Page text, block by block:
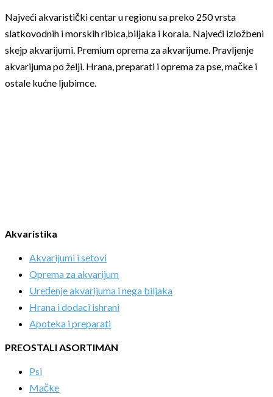
Najveći akvaristički centar u regionu sa preko 250 vrsta
slatkovodnih i morskih ribica,biljaka i korala. Najveći izložbeni
skejp akvarijumi. Premium oprema za akvarijume. Pravljenje
akvarijuma po želji. Hrana, preparati i oprema za pse, mačke i
ostale kućne ljubimce.
Akvaristika
Akvarijumi i setovi
Oprema za akvarijum
Uređenje akvarijuma i nega biljaka
Hrana i dodaci ishrani
Apoteka i preparati
PREOSTALI ASORTIMAN
Psi
Mačke